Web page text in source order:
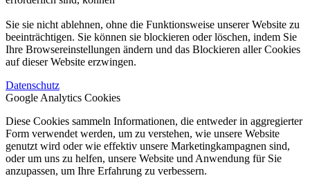
Sie sie nicht ablehnen, ohne die Funktionsweise unserer Website zu
beeinträchtigen. Sie können sie blockieren oder löschen, indem Sie
Ihre Browsereinstellungen ändern und das Blockieren aller Cookies
auf dieser Website erzwingen.
Datenschutz
Google Analytics Cookies
Diese Cookies sammeln Informationen, die entweder in aggregierter
Form verwendet werden, um zu verstehen, wie unsere Website
genutzt wird oder wie effektiv unsere Marketingkampagnen sind,
oder um uns zu helfen, unsere Website und Anwendung für Sie
anzupassen, um Ihre Erfahrung zu verbessern.